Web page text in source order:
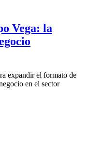
Vega: la
expandir el formato de
en el sector